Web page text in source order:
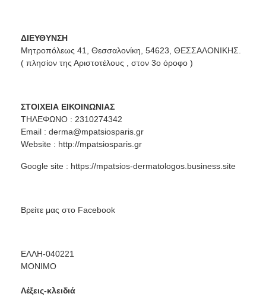
ΔΙΕΥΘΥΝΣΗ
Μητροπόλεως 41, Θεσσαλονίκη, 54623, ΘΕΣΣΑΛΟΝΙΚΗΣ.
( πλησίον της Αριστοτέλους , στον 3ο όροφο )
ΣΤΟΙΧΕΙΑ ΕΙΚΟΙΝΩΝΙΑΣ
ΤΗΛΕΦΩΝΟ : 2310274342
Email : derma@mpatsiosparis.gr
Website : http://mpatsiosparis.gr
Google site : https://mpatsios-dermatologos.business.site
Βρείτε μας στο Facebook
ΕΛΛΗ-040221
ΜΟΝΙΜΟ
Λέξεις-κλειδιά